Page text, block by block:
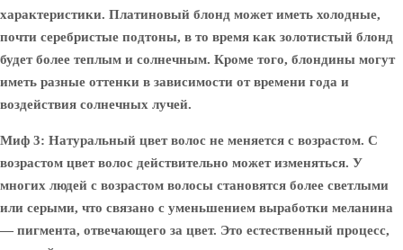
характеристики. Платиновый блонд может иметь холодные,
почти серебристые подтоны, в то время как золотистый блонд
будет более теплым и солнечным. Кроме того, блондины могут
иметь разные оттенки в зависимости от времени года и
воздействия солнечных лучей.
Миф 3: Натуральный цвет волос не меняется с возрастом. С
возрастом цвет волос действительно может изменяться. У
многих людей с возрастом волосы становятся более светлыми
или серыми, что связано с уменьшением выработки меланина
— пигмента, отвечающего за цвет. Это естественный процесс,